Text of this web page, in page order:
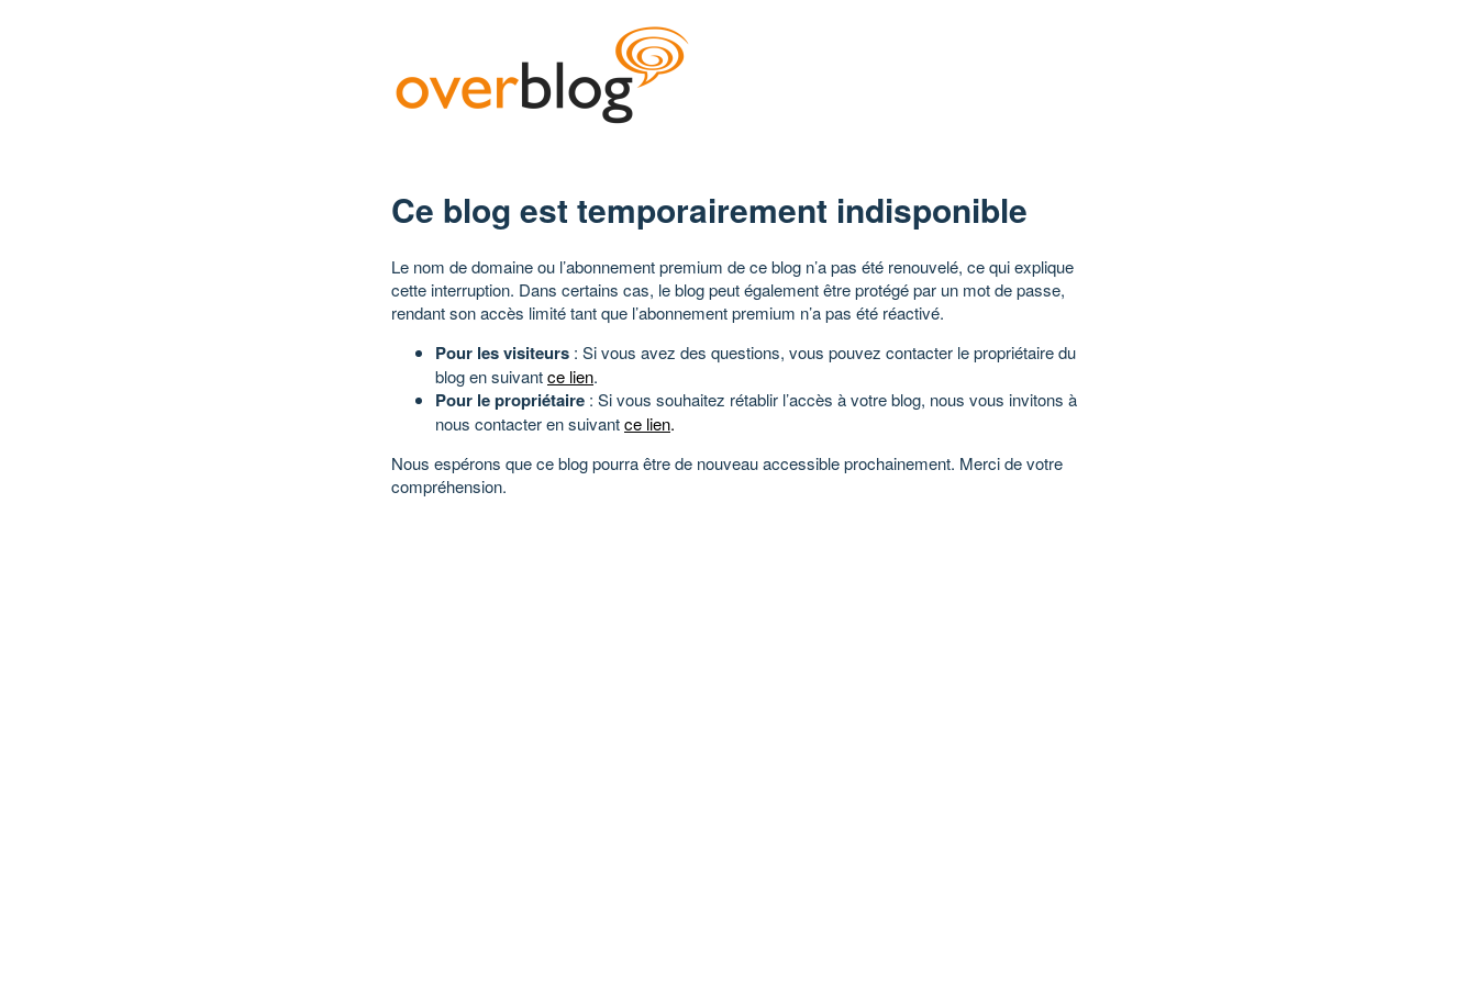
Ce blog est temporairement indisponible
Le nom de domaine ou l’abonnement premium de ce blog n’a pas été renouvelé, ce qui explique
cette interruption. Dans certains cas, le blog peut également être protégé par un mot de passe,
rendant son accès limité tant que l’abonnement premium n’a pas été réactivé.
Pour les visiteurs : Si vous avez des questions, vous pouvez contacter le propriétaire du
blog en suivantce lien.
Pour le propriétaire : Si vous souhaitez rétablir l’accès à votre blog, nous vous invitons à
nous contacter en suivantce lien.
Nous espérons que ce blog pourra être de nouveau accessible prochainement. Merci de votre
compréhension.